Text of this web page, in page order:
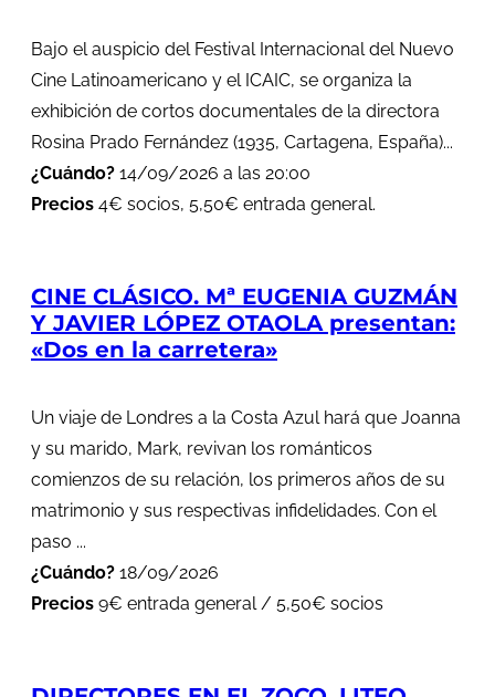
Bajo el auspicio del Festival Internacional del Nuevo
Cine Latinoamericano y el ICAIC, se organiza la
exhibición de cortos documentales de la directora
Rosina Prado Fernández (1935, Cartagena, España)...
¿Cuándo? 14/09/2026 a las 20:00
Precios 4€ socios, 5,50€ entrada general.
CINE CLÁSICO. Mª EUGENIA GUZMÁN
Y JAVIER LÓPEZ OTAOLA presentan:
«Dos en la carretera»
Un viaje de Londres a la Costa Azul hará que Joanna
y su marido, Mark, revivan los románticos
comienzos de su relación, los primeros años de su
matrimonio y sus respectivas infidelidades. Con el
paso ...
¿Cuándo? 18/09/2026
Precios 9€ entrada general / 5,50€ socios